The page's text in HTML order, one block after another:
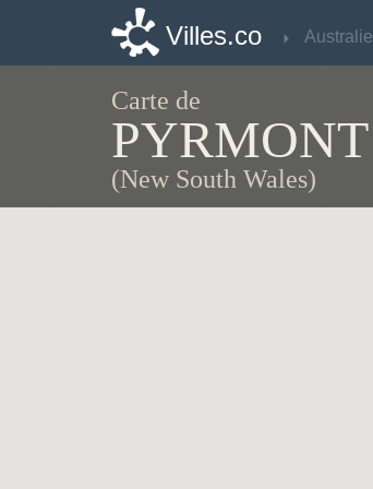
Villes.co Australie
Carte de
PYRMONT
(New South Wales)
Villes.co Australie